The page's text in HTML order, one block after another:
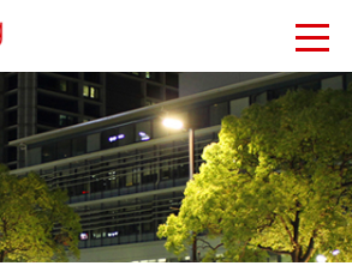
新着情報
NEWS
納入実績
WORKS